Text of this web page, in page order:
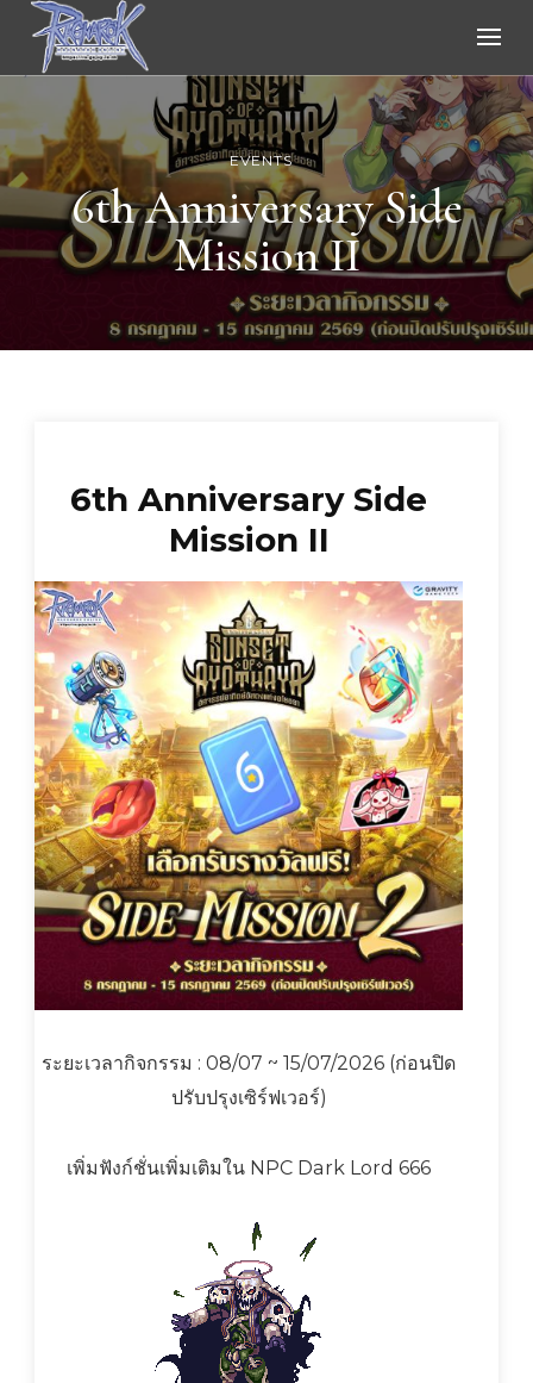
Ragnarok Online
EVENTS
6th Anniversary Side
Mission II
6th Anniversary Side
Mission II
ระยะเวลากิจกรรม : 08/07 ~ 15/07/2026 (ก่อนปิด
ปรับปรุงเซิร์ฟเวอร์)
เพิ่มฟังก์ชั่นเพิ่มเติมใน NPC Dark Lord 666